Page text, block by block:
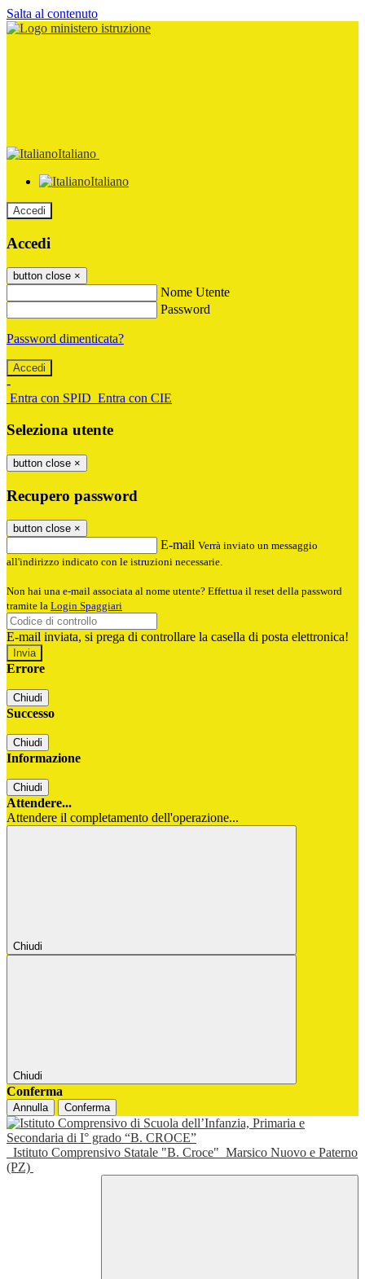
Salta al contenuto
Italiano
Italiano
Accedi
Accedi
button close ×
Nome Utente
Password
Password dimenticata?
-
Entra con SPID Entra con CIE
Seleziona utente
button close ×
Recupero password
button close ×
E-mail Verrà inviato un messaggio
all'indirizzo indicato con le istruzioni necessarie.
Non hai una e-mail associata al nome utente? Effettua il reset della password
tramite la Login Spaggiari
E-mail inviata, si prega di controllare la casella di posta elettronica!
Errore
Chiudi
Successo
Chiudi
Informazione
Chiudi
Attendere...
Attendere il completamento dell'operazione...
Chiudi
Chiudi
Conferma
Annulla Conferma
Istituto Comprensivo Statale "B. Croce" Marsico Nuovo e Paterno
(PZ)